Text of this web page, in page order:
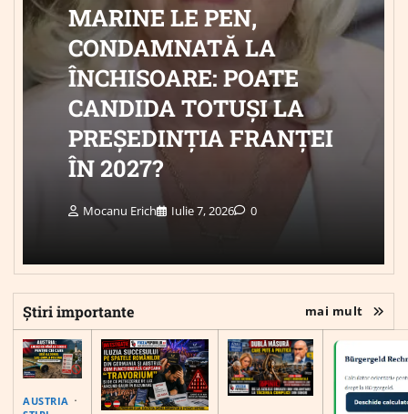
MARINE LE PEN,
CONDAMNATĂ LA
ÎNCHISOARE: POATE
CANDIDA TOTUȘI LA
PREȘEDINȚIA FRANȚEI
ÎN 2027?
Mocanu Erich Iulie 7, 2026 0
Știri importante mai mult
AUSTRIA